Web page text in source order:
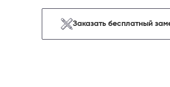
Заказать бесплатный